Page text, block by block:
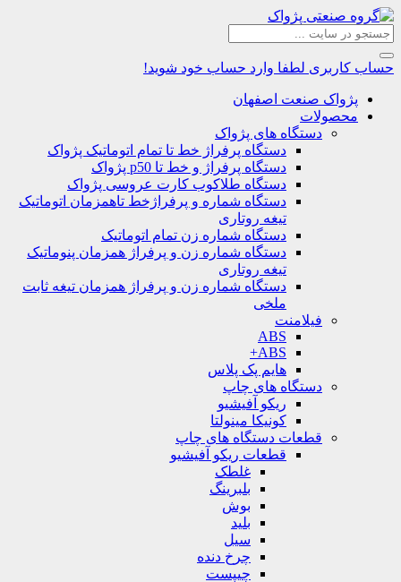
حساب کاربری لطفا وارد حساب خود شوید!
پژواک صنعت اصفهان
محصولات
دستگاه های پژواک
دستگاه پرفراژ خط تا تمام اتوماتیک پژواک
دستگاه پرفراژ و خط تا p50 پژواک
دستگاه طلاکوب کارت عروسی پژواک
دستگاه شماره و پرفراژخط تاهمزمان اتوماتیک
تیغه روتاری
دستگاه شماره زن تمام اتوماتیک
دستگاه شماره زن و پرفراژ همزمان پنوماتیک
تیغه روتاری
دستگاه شماره زن و پرفراژ همزمان تیغه ثابت
ملخی
فیلامنت
ABS
ABS+
هایم پک پلاس
دستگاه های چاپ
ریکو آفیشیو
کونیکا مینولتا
قطعات دستگاه های چاپ
قطعات ریکو آفیشیو
غلطک
بلبرینگ
بوش
بلید
سیل
چرخ دنده
چیپست